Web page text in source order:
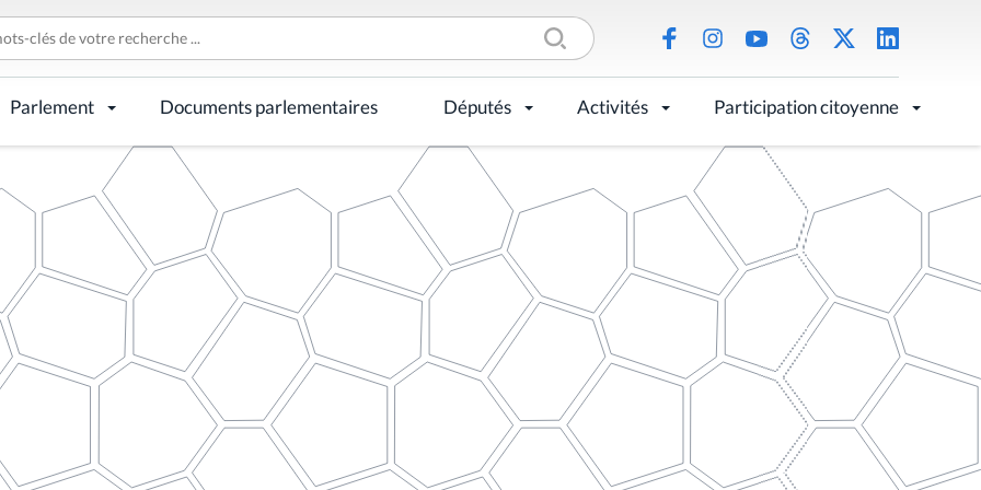
Parlement Documents parlementaires Députés Activités Participation citoyenne